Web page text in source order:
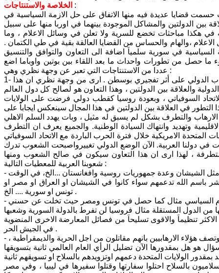
الخلاصة والاستنتاجات :
حسمت قضايا عديدة فيه منها الاتفاق على حل الازمة السياسية في
بين الدولتين والمشاكل الموجودة بينهما في اوربا منها على سبيل
في هكذا مباحثات تخضع للسرية ولا تعلن في وسائل الاعلام ، وما
،والهام والحساس من القضايا العالقة بقية في طي الكتمان .
في سورية سلمياَ اضافة الى التعاون والتوافق والتنسيق
ما حصل من تطورات واحداث ما بعد اللقاء بين بوتين واوباما اضع
عددا من الاستنتاجات التي تعبر عن وجهة نظري وهي :
1- ان استئناف الولايات المتحدة الامريكية للتعاون الامني مع روسيا في مكافحة الارهاب الدولي على أثر تفجيري بوسطن . ارى من وجهة نظري ان هذا
والعلاقة بين الدولتين ، وهذا التعاون هو لصالح كل دول العالم
التي كانت تنتظره منذ عام 1991 اي منذ سقوط الاتحاد السوفياتي ، وبعودة روسيا كقطب دولي فرضت على الولايات
الارهاب ، ان هذا التطور في العلاقة بين الدولتين في هذا المجال سينعكس ايجاباً على
والتطرف بشكل لم يسبق له مثيل ، وبات يهدد السلم الاهلي
وتهديد وانتهاك السيادة الوطنية. والجميع يعرف ان التطرف
المتحدة الامريكية خلال فترة الحرب الباردة مع الاتحاد السوفياتي
دولنا العربية. الآن الوضع الدولي تغييرواصبحت الشعوب تدرك
، لهذا ارى ان هذا التعاون سيكون في صالح الشعوب ومنها
شعوبنا العربية للمعطيات التالية :
- لروسيا تجربة كبيرة في مكافحة المتطرفين من الاسلام السياسي في اماكن عديدة مثل الشيشان وعدة جمهوريات روسية وافغانستان ...الخ، في الوقت
باسم الله تدعمهم سواء كانوا في الشيشان او العراق او مصر او
تونس او سورية .... الخ .
- الولايات المتحدة الامريكية وادارتها دفعتها مصالحها للتخلي عن حلفائها لصالح الاسلام السياسي مثال كما حصل في تونس ومصر حيث تخلت عن حسني
الدول المستقلة مثال فروسيا لن تفرط بالدولة السورية وشعبها
تنظيماَ والاقوى تسليحاَ من فصائل المعارضة الاخرى المنضوية
في الجيش الحر .
- كانت الولايات المتحدة الامريكية تمد اسامة بن لادن وتنظيم القاعدة بالسلاح والمال وتصف هؤلاء الارهابيين بانهم مقاتلون من اجل الحرية والديمقراطية ،
هو هل بمقدورها الآن تضليل الرأي العام العالمي ثانية بتسويقها
الولايات المتحدة دعمهم اوتزويدهم بالسلاح او تسويقهم ثانية
بالسلاح احتلوا سفارتها وقتلوا سفيرها في ليبيا ، وفي مصر